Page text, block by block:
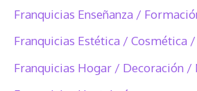
Franquicias Enseñanza /
Franquicias Estética / Cosmética
Franquicias Hogar / Decoración